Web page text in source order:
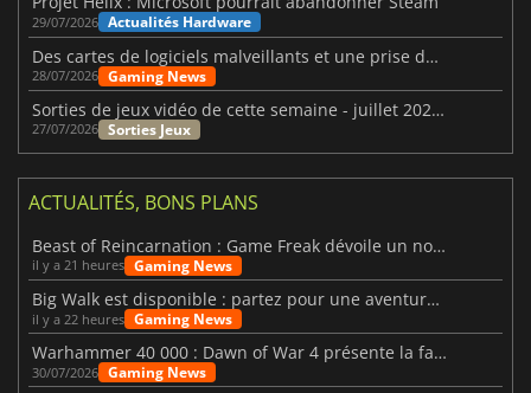
29/07/2026 Actualités Hardware
Des cartes de logiciels malveillants et une prise de contrôle de Discord ont touché Meccha Chameleon
28/07/2026 Gaming News
Sorties de jeux vidéo de cette semaine - juillet 2026 (semaine 31)
27/07/2026 Sorties Jeux
ACTUALITÉS, BONS PLANS
Beast of Reincarnation : Game Freak dévoile un nouveau pari
il y a 21 heures Gaming News
Big Walk est disponible : partez pour une aventure entre amis
il y a 22 heures Gaming News
Warhammer 40 000 : Dawn of War 4 présente la faction des Nécrons
30/07/2026 Gaming News